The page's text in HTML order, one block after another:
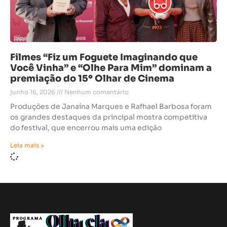
Filmes “Fiz um Foguete Imaginando que
Você Vinha” e “Olhe Para Mim” dominam a
premiação do 15º Olhar de Cinema
junho 16, 2026 Nenhum comentário
Produções de Janaína Marques e Rafhael Barbosa foram
os grandes destaques da principal mostra competitiva
do festival, que encerrou mais uma edição
Leia mais »